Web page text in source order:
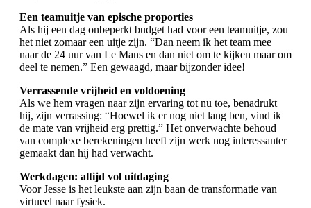
Een teamuitje van epische proporties
Als hij een dag onbeperkt budget had voor een teamuitje, zou
het niet zomaar een uitje zijn. “Dan neem ik het team mee
naar de 24 uur van Le Mans en dan niet om te kijken maar om
deel te nemen.” Een gewaagd, maar bijzonder idee!
Verrassende vrijheid en voldoening
Als we hem vragen naar zijn ervaring tot nu toe, benadrukt
hij, zijn verrassing: “Hoewel ik er nog niet lang ben, vind ik
de mate van vrijheid erg prettig.” Het onverwachte behoud
van complexe berekeningen heeft zijn werk nog interessanter
gemaakt dan hij had verwacht.
Werkdagen: altijd vol uitdaging
Voor Jesse is het leukste aan zijn baan de transformatie van
virtueel naar fysiek.